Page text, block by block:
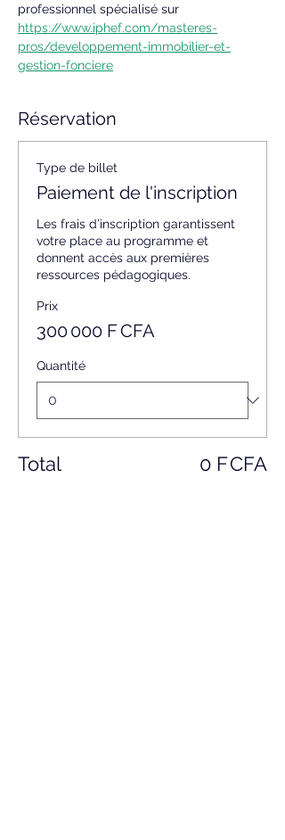
professionnel spécialisé sur
https://www.iphef.com/masteres-
pros/developpement-immobilier-et-
gestion-fonciere
Réservation
Type de billet
Paiement de l'inscription
Les frais d’inscription garantissent
votre place au programme et
donnent accès aux premières
ressources pédagogiques.
Prix
300 000 F CFA
Quantité
Total 0 F CFA